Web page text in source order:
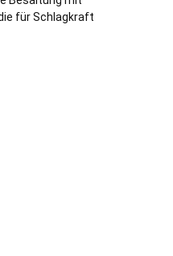
für Schlagkraft